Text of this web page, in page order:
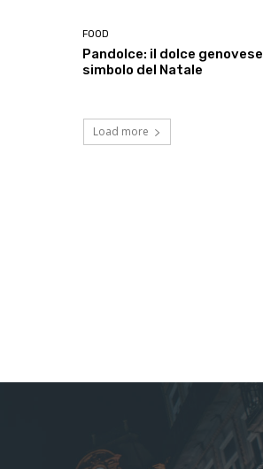
FOOD
Pandolce: il dolce genovese
simbolo del Natale
Load more